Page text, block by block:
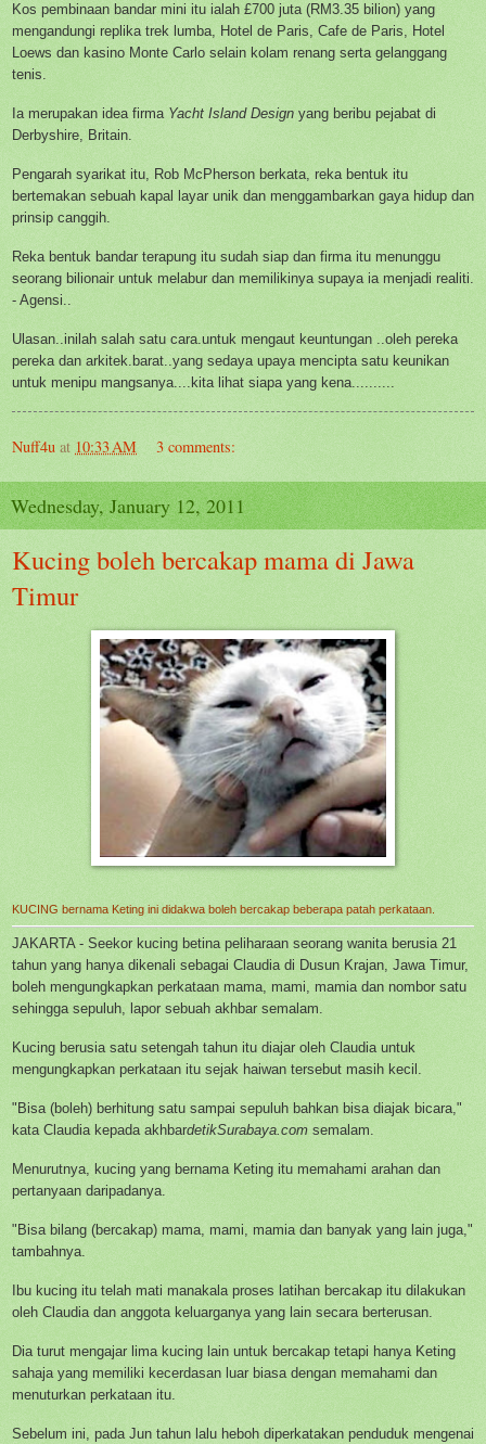
Kos pembinaan bandar mini itu ialah £700 juta (RM3.35 bilion) yang
mengandungi replika trek lumba, Hotel de Paris, Cafe de Paris, Hotel
Loews dan kasino Monte Carlo selain kolam renang serta gelanggang
tenis.
Ia merupakan idea firma Yacht Island Design yang beribu pejabat di
Derbyshire, Britain.
Pengarah syarikat itu, Rob McPherson berkata, reka bentuk itu
bertemakan sebuah kapal layar unik dan menggambarkan gaya hidup dan
prinsip canggih.
Reka bentuk bandar terapung itu sudah siap dan firma itu menunggu
seorang bilionair untuk melabur dan memilikinya supaya ia menjadi realiti.
- Agensi..
Ulasan..inilah salah satu cara.untuk mengaut keuntungan ..oleh pereka
pereka dan arkitek.barat..yang sedaya upaya mencipta satu keunikan
untuk menipu mangsanya....kita lihat siapa yang kena..........
Nuff4u at 10:33 AM 3 comments:
Wednesday, January 12, 2011
Kucing boleh bercakap mama di Jawa
Timur
KUCING bernama Keting ini didakwa boleh bercakap beberapa patah perkataan.
JAKARTA - Seekor kucing betina peliharaan seorang wanita berusia 21
tahun yang hanya dikenali sebagai Claudia di Dusun Krajan, Jawa Timur,
boleh mengungkapkan perkataan mama, mami, mamia dan nombor satu
sehingga sepuluh, lapor sebuah akhbar semalam.
Kucing berusia satu setengah tahun itu diajar oleh Claudia untuk
mengungkapkan perkataan itu sejak haiwan tersebut masih kecil.
"Bisa (boleh) berhitung satu sampai sepuluh bahkan bisa diajak bicara,"
kata Claudia kepada akhbardetikSurabaya.com semalam.
Menurutnya, kucing yang bernama Keting itu memahami arahan dan
pertanyaan daripadanya.
"Bisa bilang (bercakap) mama, mami, mamia dan banyak yang lain juga,"
tambahnya.
Ibu kucing itu telah mati manakala proses latihan bercakap itu dilakukan
oleh Claudia dan anggota keluarganya yang lain secara berterusan.
Dia turut mengajar lima kucing lain untuk bercakap tetapi hanya Keting
sahaja yang memiliki kecerdasan luar biasa dengan memahami dan
menuturkan perkataan itu.
Sebelum ini, pada Jun tahun lalu heboh diperkatakan penduduk mengenai